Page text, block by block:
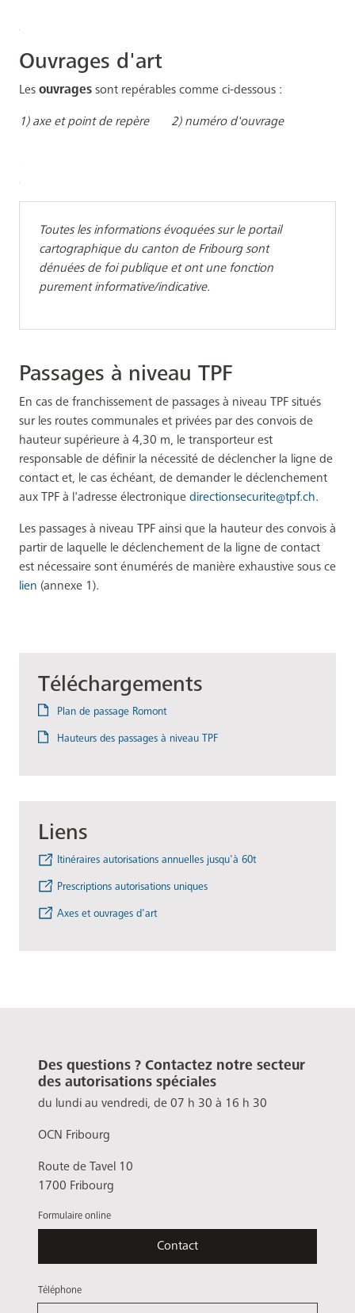
Ouvrages d'art
Les ouvrages sont repérables comme ci-dessous :
1) axe et point de repère 2) numéro d'ouvrage
Toutes les informations évoquées sur le portail
cartographique du canton de Fribourg sont
dénuées de foi publique et ont une fonction
purement informative/indicative.
Passages à niveau TPF
En cas de franchissement de passages à niveau TPF situés
sur les routes communales et privées par des convois de
hauteur supérieure à 4,30 m, le transporteur est
responsable de définir la nécessité de déclencher la ligne de
contact et, le cas échéant, de demander le déclenchement
aux TPF à l'adresse électronique directionsecurite@tpf.ch.
Les passages à niveau TPF ainsi que la hauteur des convois à
partir de laquelle le déclenchement de la ligne de contact
est nécessaire sont énumérés de manière exhaustive sous ce
lien (annexe 1).
Téléchargements
Plan de passage Romont
Hauteurs des passages à niveau TPF
Liens
Itinéraires autorisations annuelles jusqu'à 60t
Prescriptions autorisations uniques
Axes et ouvrages d'art
Des questions ? Contactez notre secteur
des autorisations spéciales
du lundi au vendredi, de 07 h 30 à 16 h 30
OCN Fribourg
Route de Tavel 10
1700 Fribourg
Formulaire online
Contact
Téléphone